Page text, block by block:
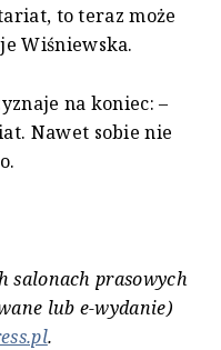
to teraz może
Wiśniewska.
na koniec: –
Nawet sobie nie
salonach prasowych
lub e-wydanie)
.